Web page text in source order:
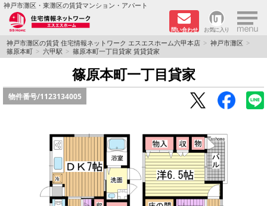
神戸市灘区・東灘区の賃貸マンション・アパート
問い合わせ お気に入り ×
TOPページ
学生さん向け物件
ペット飼育可物件
路線·駅から探す
神戸市灘区の賃貸 住宅情報ネットワーク エスエスホーム六甲本店
神戸市灘区
篠原本町
六甲駅 篠原本町一丁目貸家 賃貸貸家
篠原本町一丁目貸家
物件番号/1123134005